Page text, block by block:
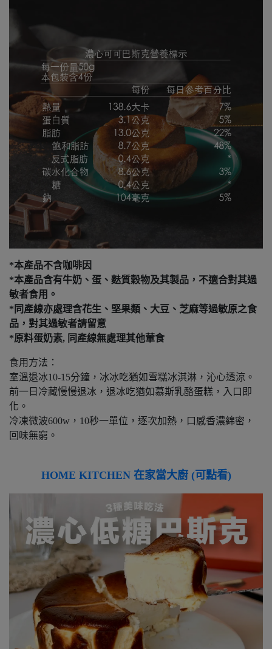
*本產品不含咖啡因
*本產品含有牛奶、蛋、麩質穀物及其製品，不適合對其過
敏者食用。
*同產線亦處理含花生、堅果類、大豆、芝麻等過敏原之食
品，對其過敏者請留意
*原料蛋奶素, 同產線無處理其他葷食
食用方法：
室溫退冰10-15分鐘，冰冰吃猶如雪糕冰淇淋，沁心透涼。
前一日冷藏慢慢退冰，退冰吃猶如慕斯乳酪蛋糕，入口即
化。
冷凍微波600w，10秒一單位，逐次加熱，口感香濃綿密，
回味無窮。
HOME KITCHEN 在家當大廚 (可點看)